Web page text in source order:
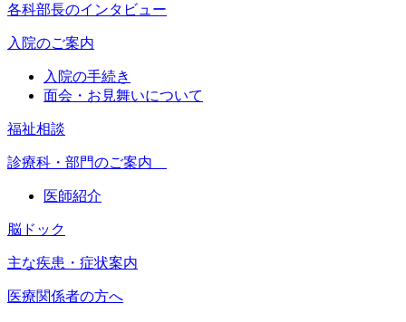
各科部長のインタビュー
入院のご案内
入院の手続き
面会・お見舞いについて
福祉相談
診療科・部門のご案内
医師紹介
脳ドック
主な疾患・症状案内
医療関係者の方へ